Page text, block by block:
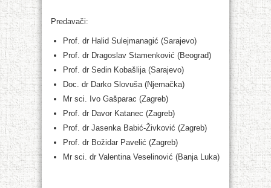
Predavači:
Prof. dr Halid Sulejmanagić (Sarajevo)
Prof. dr Dragoslav Stamenković (Beograd)
Prof. dr Sedin Kobašlija (Sarajevo)
Doc. dr Darko Slovuša (Njemačka)
Mr sci. Ivo Gašparac (Zagreb)
Prof. dr Davor Katanec (Zagreb)
Prof. dr Jasenka Babić-Živković (Zagreb)
Prof. dr Božidar Pavelić (Zagreb)
Mr sci. dr Valentina Veselinović (Banja Luka)